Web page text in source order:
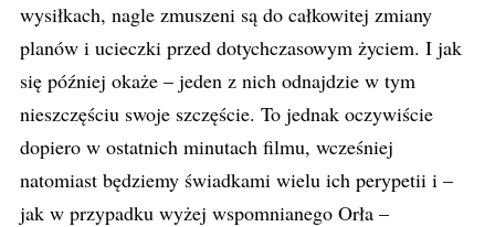
wysiłkach, nagle zmuszeni są do całkowitej zmiany
planów i ucieczki przed dotychczasowym życiem. I jak
się później okaże – jeden z nich odnajdzie w tym
nieszczęściu swoje szczęście. To jednak oczywiście
dopiero w ostatnich minutach filmu, wcześniej
natomiast będziemy świadkami wielu ich perypetii i –
jak w przypadku wyżej wspomnianego Orła –